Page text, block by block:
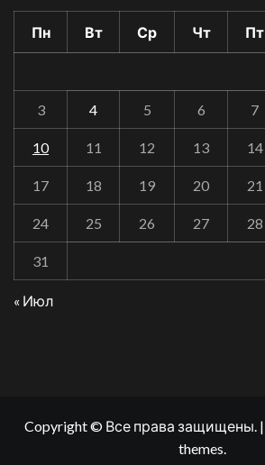
Пн Вт Ср Чт Пт
3 4 5 6 7
10 11 12 13 14
17 18 19 20 21
24 25 26 27 28
31
« Июл
Copyright © Все права защищены. |
themes.